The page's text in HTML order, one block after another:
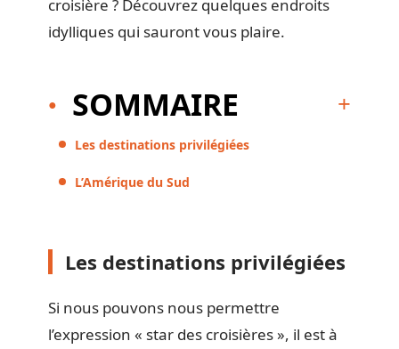
croisière ? Découvrez quelques endroits
idylliques qui sauront vous plaire.
SOMMAIRE
Les destinations privilégiées
L’Amérique du Sud
Les destinations privilégiées
Si nous pouvons nous permettre
l’expression « star des croisières », il est à